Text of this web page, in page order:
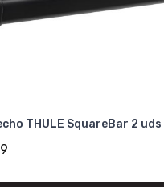
THULE SquareBar 2 uds